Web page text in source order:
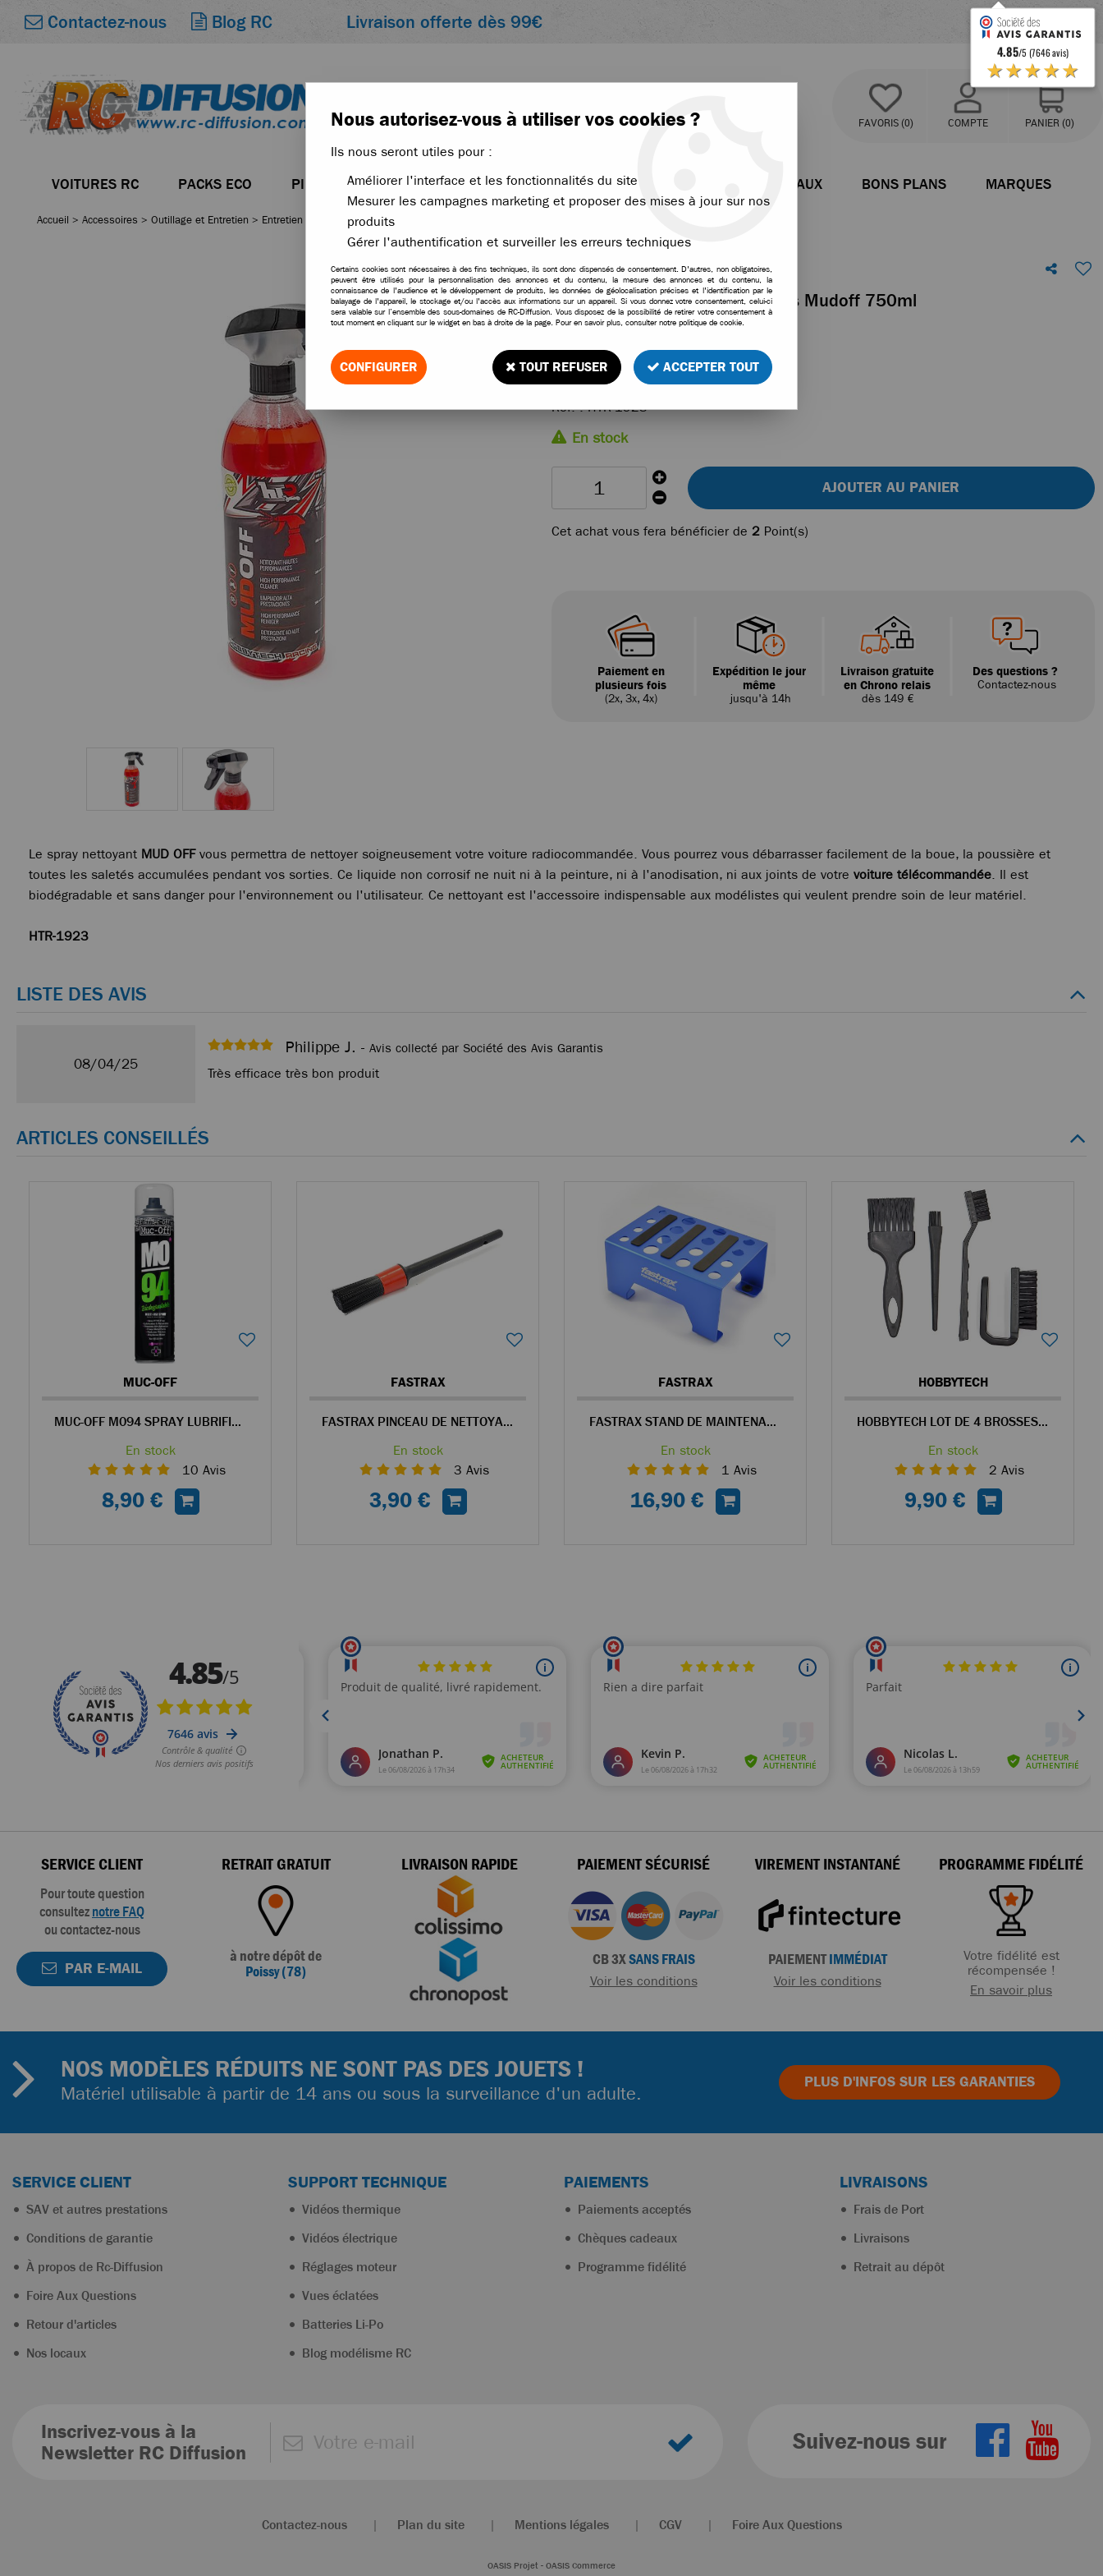
Contactez-nous Blog RC Livraison offerte dès 99€
FAVORIS (0) COMPTE PANIER (0)
VOITURES RC PACKS ECO PIÈCES ACCESSOIRES ÉLECTRONIQUE BATEAUX BONS PLANS MARQUES
Accueil > Accessoires > Outillage et Entretien > Entretien et maintenance >Nettoyant hautes performances Mudoff 750ml
Nettoyant hautes performances Mudoff 750ml
1Avis Donnez votre avis
11,90 €TTC
Réf. :HTR-1923
En stock
AJOUTER AU PANIER
Cet achat vous fera bénéficier de 2 Point(s)
Paiement en
plusieurs fois
(2x, 3x, 4x)
Expédition le jour
même
jusqu'à 14h
Livraison gratuite
en Chrono relais
dès 149 €
Des questions ?
Contactez-nous
Le spray nettoyant MUD OFFvous permettra de nettoyer soigneusement votre voiture radiocommandée. Vous pourrez vous débarrasser facilement de la boue, la poussière et
toutes les saletés accumulées pendant vos sorties. Ce liquide non corrosif ne nuit ni à la peinture, ni à l'anodisation, ni aux joints de votre voiture télécommandée. Il est
biodégradable et sans danger pour l'environnement ou l'utilisateur. Ce nettoyant est l'accessoire indispensable aux modélistes qui veulent prendre soin de leur matériel.
HTR-1923
LISTE DES AVIS
08/04/25
Philippe J. - Avis collecté par Société des Avis Garantis
Très efficace très bon produit
ARTICLES CONSEILLÉS
MUC-OFF
MUC-OFF M094 SPRAY LUBRIFIANT ET PROTECTEUR 400ML
En stock
10 Avis
8,90 €
FASTRAX
FASTRAX PINCEAU DE NETTOYAGE POUR VOITURE RC
En stock
3 Avis
3,90 €
FASTRAX
FASTRAX STAND DE MAINTENANCE BLEU POUR VOITURE RC
En stock
1 Avis
16,90 €
HOBBYTECH
HOBBYTECH LOT DE 4 BROSSES DE NETTOYAGE POUR VOITURE RC
En stock
2 Avis
9,90 €
SERVICE CLIENT
Pour toute question
consulteznotre FAQ
ou contactez-nous
PAR E-MAIL
RETRAIT GRATUIT
à notre dépôt de
Poissy (78)
LIVRAISON RAPIDE PAIEMENT SÉCURISÉ
CB 3XSANS FRAIS
Voir les conditions
VIREMENT INSTANTANÉ
PAIEMENTIMMÉDIAT
Voir les conditions
PROGRAMME FIDÉLITÉ
Votre fidélité est
récompensée !
En savoir plus
NOS MODÈLES RÉDUITS NE SONT PAS DES JOUETS !
Matériel utilisable à partir de 14 ans ou sous la surveillance d'un adulte.
PLUS D'INFOSSUR LES GARANTIES
SERVICE CLIENT
SAV et autres prestations
Conditions de garantie
À propos de Rc-Diffusion
Foire Aux Questions
Retour d'articles
Nos locaux
SUPPORT TECHNIQUE
Vidéos thermique
Vidéos électrique
Réglages moteur
Vues éclatées
Batteries Li-Po
Blog modélisme RC
PAIEMENTS
Paiements acceptés
Chèques cadeaux
Programme fidélité
LIVRAISONS
Frais de Port
Livraisons
Retrait au dépôt
Inscrivez-vous à la
Newsletter RC Diffusion
Suivez-nous sur
Contactez-nous | Plan du site | Mentions légales | CGV | Foire Aux Questions
OASIS Projet - OASIS Commerce
Nous autorisez-vous à utiliser vos cookies ?
Ils nous seront utiles pour :
Améliorer l'interface et les fonctionnalités du site
Mesurer les campagnes marketing et proposer des mises à jour sur nos
produits
Gérer l'authentification et surveiller les erreurs techniques
Certains cookies sont nécessaires à des fins techniques, ils sont donc dispensés de consentement. D'autres, non obligatoires,
peuvent être utilisés pour la personnalisation des annonces et du contenu, la mesure des annonces et du contenu, la
connaissance de l'audience et le développement de produits, les données de géolocalisation précises et l'identification par le
balayage de l'appareil, le stockage et/ou l'accès aux informations sur un appareil. Si vous donnez votre consentement, celui-ci
sera valable sur l’ensemble des sous-domaines de RC-Diffusion. Vous disposez de la possibilité de retirer votre consentement à
tout moment en cliquant sur le widget en bas à droite de la page. Pour en savoir plus, consulter notre politique de cookie.
CONFIGURER TOUT REFUSER ACCEPTER TOUT
4.85/5 (7646 avis)
★★★★★